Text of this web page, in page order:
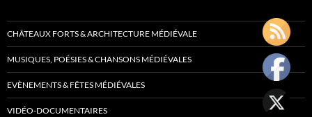
CHÂTEAUX FORTS & ARCHITECTURE MÉDIÉVALE
MUSIQUES, POÉSIES & CHANSONS MÉDIÉVALES
EVÈNEMENTS & FÊTES MÉDIÉVALES
VIDÉO-DOCUMENTAIRES